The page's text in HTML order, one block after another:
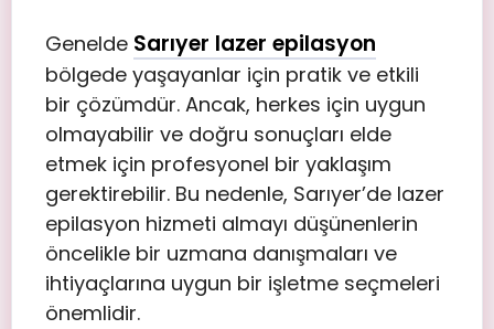
Genelde Sarıyer lazer epilasyon
bölgede yaşayanlar için pratik ve etkili
bir çözümdür. Ancak, herkes için uygun
olmayabilir ve doğru sonuçları elde
etmek için profesyonel bir yaklaşım
gerektirebilir. Bu nedenle, Sarıyer’de lazer
epilasyon hizmeti almayı düşünenlerin
öncelikle bir uzmana danışmaları ve
ihtiyaçlarına uygun bir işletme seçmeleri
önemlidir.